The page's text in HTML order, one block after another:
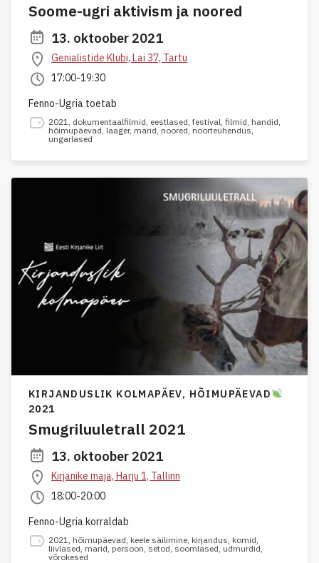
Soome-ugri aktivism ja noored
13. oktoober 2021
Genialistide Klubi, Lai 37, Tartu
17:00-19:30
Fenno-Ugria toetab
2021 dokumentaalfilmid eestlased festival filmid handid
hõimupäevad laager, marid noored, noorteühendus
ungarlased
KIRJANDUSLIK KOLMAPÄEV, HÕIMUPÄEVAD
2021
Smugriluuletrall 2021
13. oktoober 2021
Kirjanike maja, Harju 1, Tallinn
18:00-20:00
Fenno-Ugria korraldab
2021 hõimupäevad keele säilimine kirjandus komid
liivlased marid persoon setod soomlased udmurdid
võrokesed